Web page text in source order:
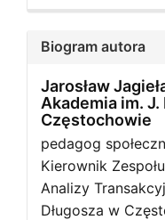
Biogram autora
Jarosław
Akademia im. J.
Częstochowie
pedagog
Kierownik
Analizy
Długosza w